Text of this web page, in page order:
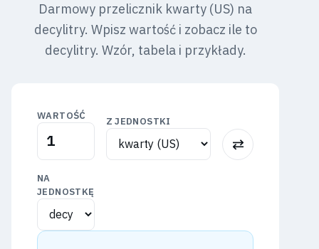
Darmowy przelicznik kwarty (US) na
decylitry. Wpisz wartość i zobacz ile to
decylitry. Wzór, tabela i przykłady.
WARTOŚĆ
Z JEDNOSTKI
⇅
NA
JEDNOSTKĘ